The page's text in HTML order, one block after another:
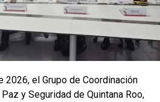
2026, el Grupo de Coordinación
y Seguridad de Quintana Roo,